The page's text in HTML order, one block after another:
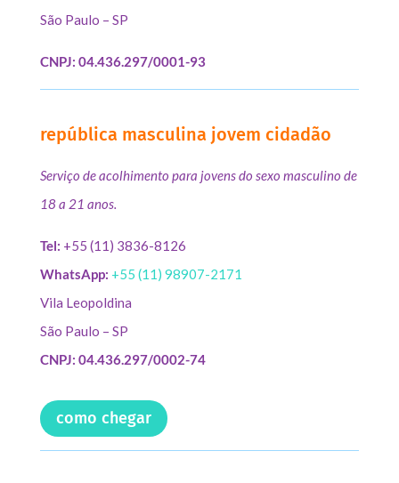
São Paulo – SP
CNPJ: 04.436.297/0001-93
república masculina jovem cidadão
Serviço de acolhimento para jovens do sexo masculino de
18 a 21 anos.
Tel: +55 (11) 3836-8126
WhatsApp: +55 (11) 98907-2171
Vila Leopoldina
São Paulo – SP
CNPJ: 04.436.297/0002-74
como chegar